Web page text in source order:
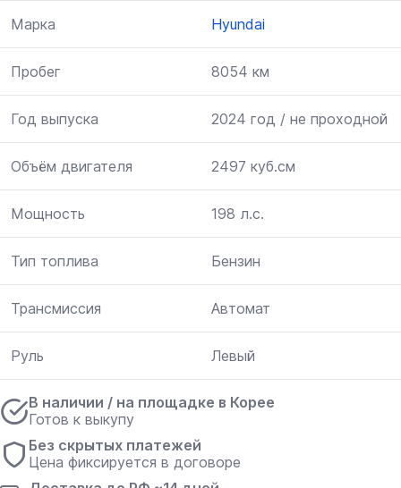
Марка Hyundai
Пробег 8054 км
Год выпуска 2024 год / не проходной
Объём двигателя 2497 куб.см
Мощность 198 л.с.
Тип топлива Бензин
Трансмиссия Автомат
Руль Левый
В наличии / на площадке в Корее
Готов к выкупу
Без скрытых платежей
Цена фиксируется в договоре